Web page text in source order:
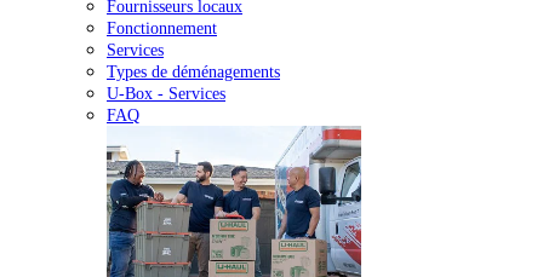
Fournisseurs locaux
Fonctionnement
Services
Types de déménagements
U-Box - Services
FAQ